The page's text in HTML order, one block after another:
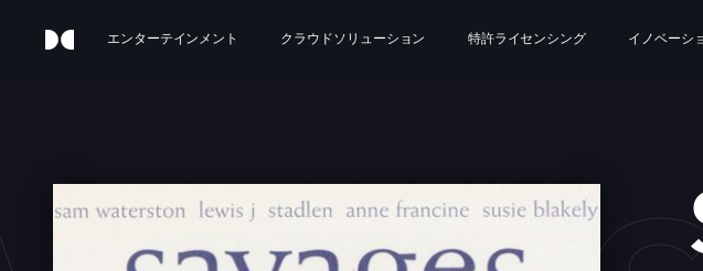
エンターテインメント クラウドソリューション 特許ライセンシング イノベーシ